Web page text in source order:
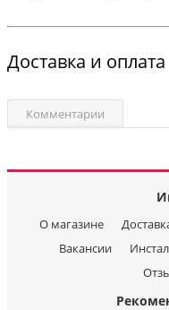
Доставка и оплата
Комментарии
О магазине
Вакансии